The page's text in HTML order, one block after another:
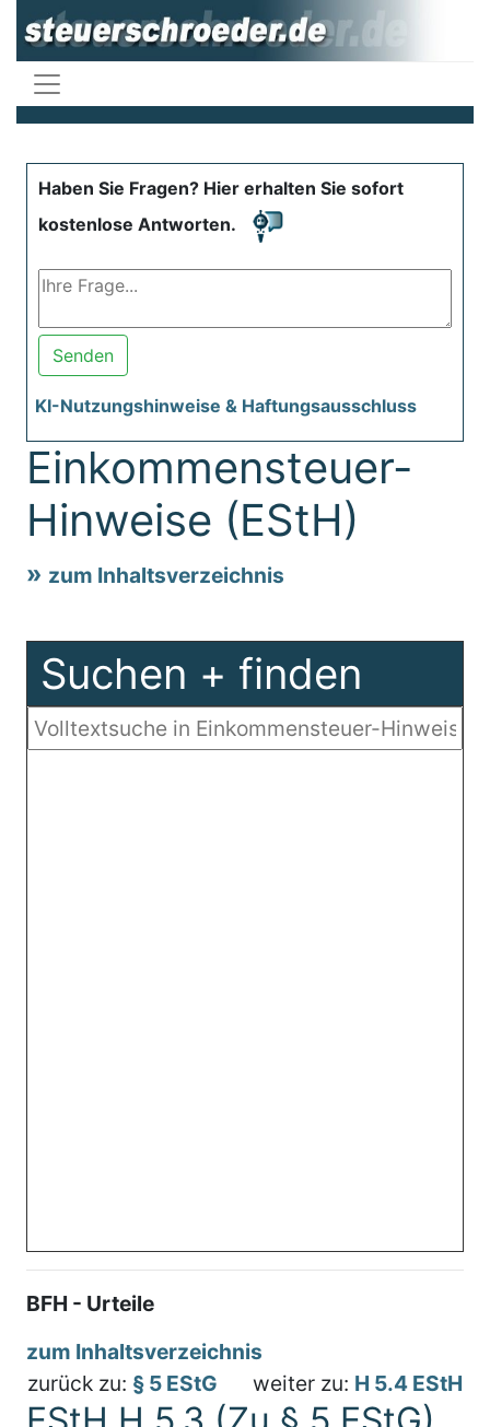
Haben Sie Fragen? Hier erhalten Sie sofort
kostenlose Antworten.
Senden
KI-Nutzungshinweise & Haftungsausschluss
Einkommensteuer-
Hinweise (EStH)
zum Inhaltsverzeichnis
Suchen + finden
BFH - Urteile
zum Inhaltsverzeichnis
zurück zu: § 5 EStG weiter zu: H 5.4 EStH